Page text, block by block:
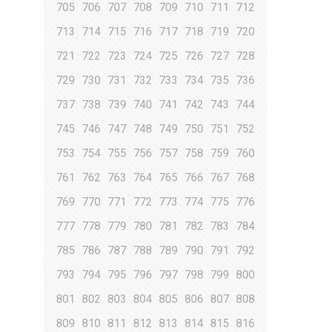
705
706 707 708 709 710 711
712
713
714 715 716 717 718 719
720
721
722 723 724 725 726 727 728
729
730 731 732 733 734 735
736
737 738 739 740 741 742 743
744
745
746 747 748 749 750 751
752
753
754 755 756 757 758 759
760
761
762 763 764 765 766 767 768
769
770 771 772 773 774 775
776
777 778 779 780 781 782 783
784
785
786 787 788 789 790 791
792
793
794 795 796 797 798 799
800
801
802 803 804 805 806 807 808
809
810 811 812 813 814 815
816